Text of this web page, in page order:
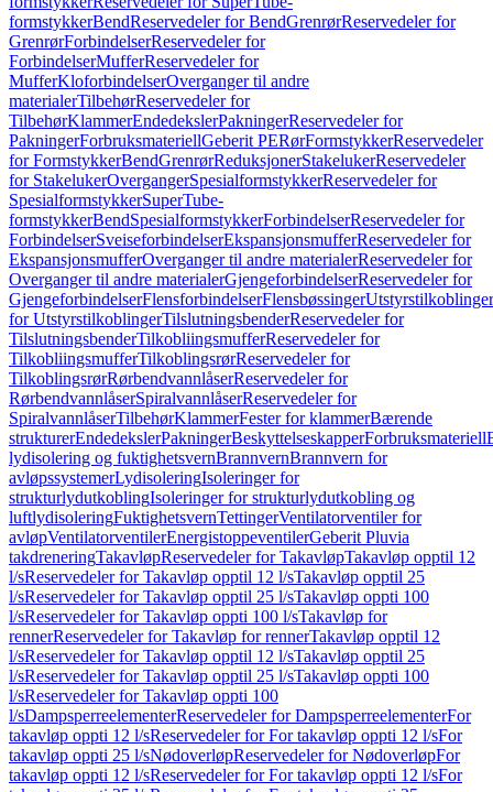
formstykkerBendReservedeler for BendGrenrørReservedeler for
GrenrørForbindelserReservedeler for
ForbindelserMufferReservedeler for
MufferKloforbindelserOverganger til andre
materialerTilbehørReservedeler for
TilbehørKlammerEndedekslerPakningerReservedeler for
PakningerForbruksmateriellGeberit PERørFormstykkerReservedeler
for FormstykkerBendGrenrørReduksjonerStakelukerReservedeler
for StakelukerOvergangerSpesialformstykkerReservedeler for
SpesialformstykkerSuperTube-
formstykkerBendSpesialformstykkerForbindelserReservedeler for
ForbindelserSveiseforbindelserEkspansjonsmufferReservedeler for
EkspansjonsmufferOverganger til andre materialerReservedeler for
Overganger til andre materialerGjengeforbindelserReservedeler for
GjengeforbindelserFlensforbindelserFlensbøssingerUtstyrstilkoblinger
for UtstyrstilkoblingerTilslutningsbenderReservedeler for
TilslutningsbenderTilkobliingsmufferReservedeler for
TilkobliingsmufferTilkoblingsrørReservedeler for
TilkoblingsrørRørbendvannlåserReservedeler for
RørbendvannlåserSpiralvannlåserReservedeler for
SpiralvannlåserTilbehørKlammerFester for klammerBærende
strukturerEndedekslerPakningerBeskyttelseskapperForbruksmateriell
lydisolering og fuktighetsvernBrannvernBrannvern for
avløpssystemerLydisoleringIsoleringer for
strukturlydutkoblingIsoleringer for strukturlydutkobling og
luftlydisoleringFuktighetsvernTettingerVentilatorventiler for
avløpVentilatorventilerEnergistoppeventilerGeberit Pluvia
takdreneringTakavløpReservedeler for TakavløpTakavløp opptil 12
l/sReservedeler for Takavløp opptil 12 l/sTakavløp opptil 25
l/sReservedeler for Takavløp opptil 25 l/sTakavløp oppti 100
l/sReservedeler for Takavløp oppti 100 l/sTakavløp for
rennerReservedeler for Takavløp for rennerTakavløp opptil 12
l/sReservedeler for Takavløp opptil 12 l/sTakavløp opptil 25
l/sReservedeler for Takavløp opptil 25 l/sTakavløp oppti 100
l/sReservedeler for Takavløp oppti 100
l/sDampsperreelementerReservedeler for DampsperreelementerFor
takavløp oppti 12 l/sReservedeler for For takavløp oppti 12 l/sFor
takavløp oppti 25 l/sNødoverløpReservedeler for NødoverløpFor
takavløp oppti 12 l/sReservedeler for For takavløp oppti 12 l/sFor